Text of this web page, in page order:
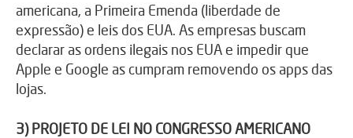
americana, a Primeira Emenda (liberdade de
expressão) e leis dos EUA. As empresas buscam
declarar as ordens ilegais nos EUA e impedir que
Apple e Google as cumpram removendo os apps das
lojas.
3) PROJETO DE LEI NO CONGRESSO AMERICANO